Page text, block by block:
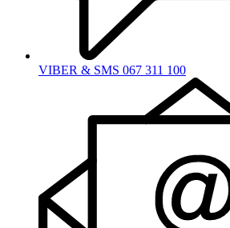
VIBER & SMS 067 311 100